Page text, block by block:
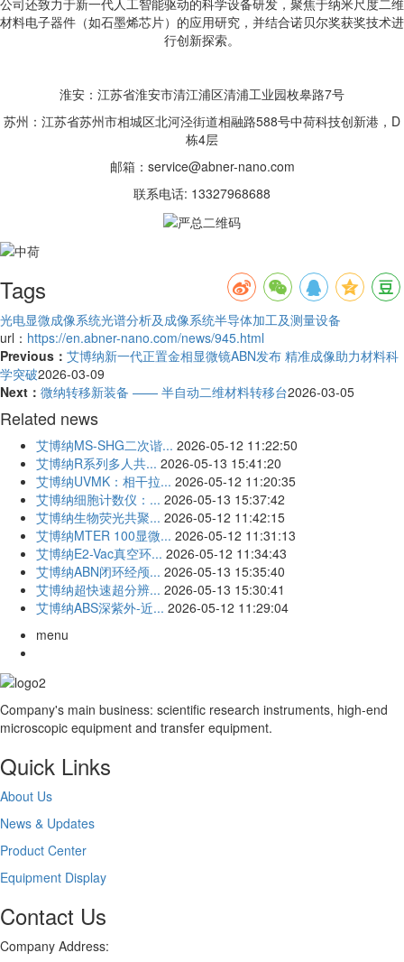
材料电子器件（如石墨烯芯片）的应用研究，并结合诺贝尔奖获奖技术进
行创新探索。
淮安：江苏省淮安市清江浦区清浦工业园枚皋路7号
苏州：江苏省苏州市相城区北河泾街道相融路588号中荷科技创新港，D
栋4层
邮箱：service@abner-nano.com
联系电话: 13327968688
Tags
光电显微成像系统光谱分析及成像系统半导体加工及测量设备
url： https://en.abner-nano.com/news/945.html
Previous： 艾博纳新一代正置金相显微镜ABN发布 精准成像助力材料科
学突破2026-03-09
Next： 微纳转移新装备 —— 半自动二维材料转移台2026-03-05
Related news
艾博纳MS-SHG二次谐... 2026-05-12 11:22:50
艾博纳R系列多人共... 2026-05-13 15:41:20
艾博纳UVMK：相干拉... 2026-05-12 11:20:35
艾博纳细胞计数仪：... 2026-05-13 15:37:42
艾博纳生物荧光共聚... 2026-05-12 11:42:15
艾博纳MTER 100显微... 2026-05-12 11:31:13
艾博纳E2-Vac真空环... 2026-05-12 11:34:43
艾博纳ABN闭环经颅... 2026-05-13 15:35:40
艾博纳超快速超分辨... 2026-05-13 15:30:41
艾博纳ABS深紫外-近... 2026-05-12 11:29:04
menu
Company's main business: scientific research instruments, high-end
microscopic equipment and transfer equipment.
Quick Links
About Us
News & Updates
Product Center
Equipment Display
Contact Us
Company Address: